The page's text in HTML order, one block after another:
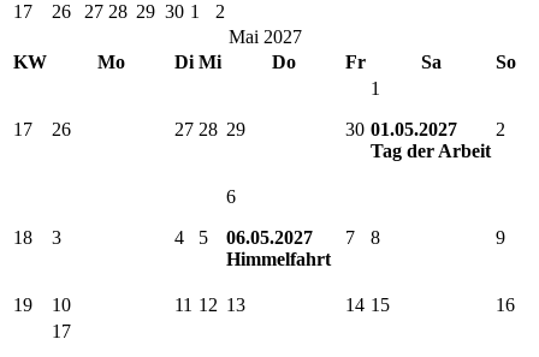
17
26 27 28 29 30 1
2
Mai 2027
KW
Mo Di Mi Do Fr Sa So
17 26 27 28 29 30
1
01.05.2027
Tag der Arbeit
2
18 3 4 5
6
06.05.2027
Himmelfahrt
7 8 9
19 10 11 12 13 14 15 16
17